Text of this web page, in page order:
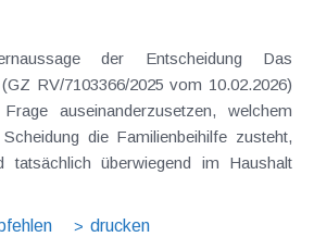
der Entscheidung Das
RV/7103366/2025 vom 10.02.2026)
auseinanderzusetzen, welchem
die Familienbeihilfe zusteht,
überwiegend im Haushalt
drucken